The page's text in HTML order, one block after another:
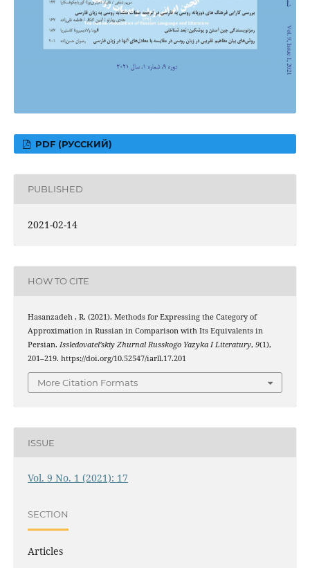
PDF (РУССКИЙ)
PUBLISHED
2021-02-14
HOW TO CITE
Hasanzadeh , R. (2021). Methods for Expressing the Category of
Approximation in Russian in Comparison with Its Equivalents in
Persian. Issledovatel’skiy Zhurnal Russkogo Yazyka I Literatury, 9(1),
201–219. https://doi.org/10.52547/iarll.17.201
More Citation Formats
ISSUE
Vol. 9 No. 1 (2021): 17
SECTION
Articles